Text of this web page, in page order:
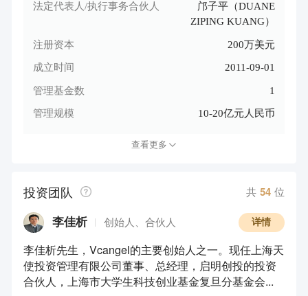
法定代表人/执行事务合伙人
邝子平（DUANE
ZIPING KUANG）
注册资本 200万美元
成立时间 2011-09-01
管理基金数 1
管理规模 10-20亿元人民币
查看更多
投资团队 共 54 位
李佳析 创始人、合伙人
李佳析先生，Vcangel的主要创始人之一。现任上海天
使投资管理有限公司董事、总经理，启明创投的投资
合伙人，上海市大学生科技创业基金复旦分基金会...
详情